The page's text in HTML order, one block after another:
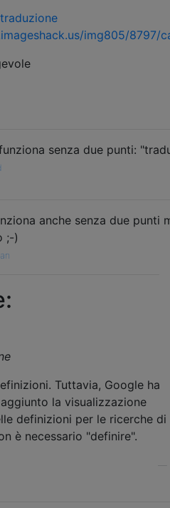
img805/8797/
senza due punti:
anche senza due punti
;-)
Tuttavia, Google ha
la visualizzazione
definizioni per le ricerche di
è necessario "definire".